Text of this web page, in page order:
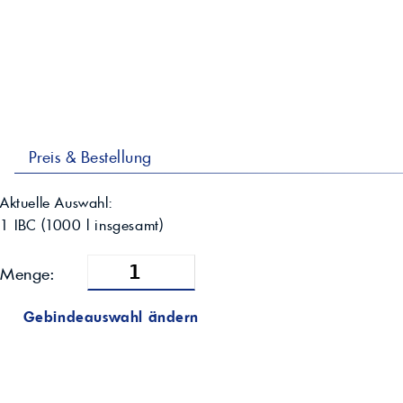
Preis & Bestellung
Aktuelle Auswahl:
1 IBC (1000 l insgesamt)
Menge:
Gebindeauswahl ändern